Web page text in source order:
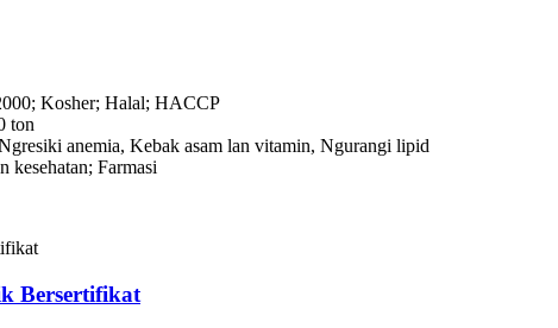
Kosher; Halal; HACCP
ton
anemia, Kebak asam lan vitamin, Ngurangi lipid
kesehatan; Farmasi
Bersertifikat